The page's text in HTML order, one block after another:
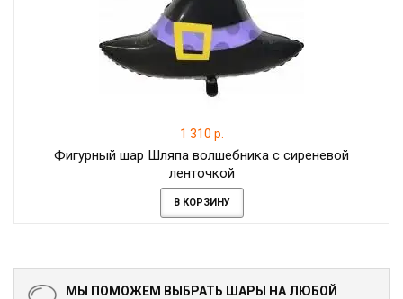
1 310 р.
Фигурный шар Шляпа волшебника с сиреневой
ленточкой
В КОРЗИНУ
МЫ ПОМОЖЕМ ВЫБРАТЬ ШАРЫ НА ЛЮБОЙ